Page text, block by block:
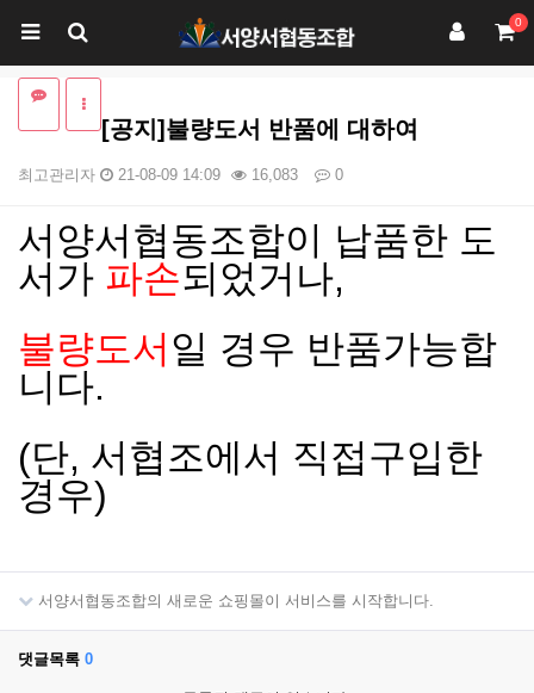
0
[공지]불량도서 반품에 대하여
최고관리자 21-08-09 14:09 16,083 0
본문
서양서협동조합이 납품한 도
서가 파손되었거나,
불량도서일 경우 반품가능합
니다.
(단, 서협조에서 직접구입한
경우)
서양서협동조합의 새로운 쇼핑몰이 서비스를 시작합니다.
댓글목록 0